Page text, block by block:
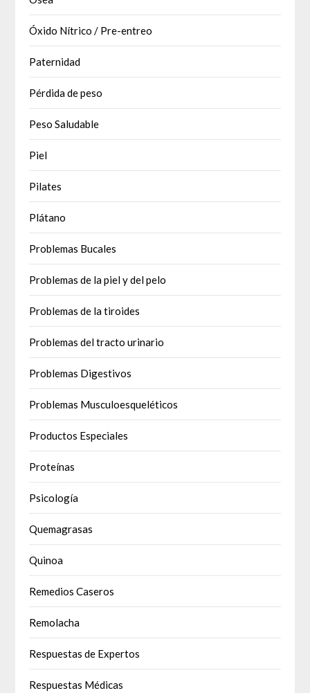
Óxido Nítrico / Pre-entreo
Paternidad
Pérdida de peso
Peso Saludable
Piel
Pilates
Plátano
Problemas Bucales
Problemas de la piel y del pelo
Problemas de la tiroides
Problemas del tracto urinario
Problemas Digestivos
Problemas Musculoesqueléticos
Productos Especiales
Proteínas
Psicología
Quemagrasas
Quinoa
Remedios Caseros
Remolacha
Respuestas de Expertos
Respuestas Médicas